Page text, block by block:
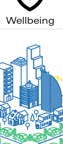
Wellbeing